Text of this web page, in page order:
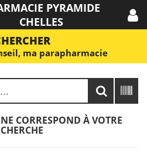
PYRAMIDE
CHELLES
ma parapharmacie
CORRESPOND À VOTRE